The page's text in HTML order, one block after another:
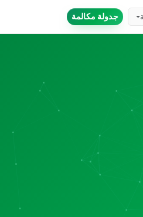
جدولة مكالمة